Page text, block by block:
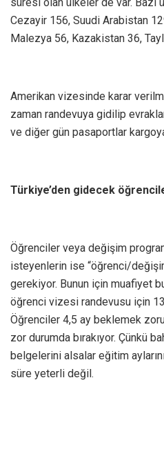
Cezayir 156, Suudi Arabistan
Malezya 56, Kazakistan 36,
Amerikan vizesinde karar
zaman randevuya gidilip
ve diğer gün pasaportlar
Türkiye’den gidecek
Öğrenciler veya değişim
isteyenlerin ise “öğrenci/
gerekiyor. Bunun için muafiyet
öğrenci vizesi randevusu için
Öğrenciler 4,5 ay beklemek
zor durumda bırakıyor. Çünkü
belgelerini alsalar eğitim
süre yeterli değil.